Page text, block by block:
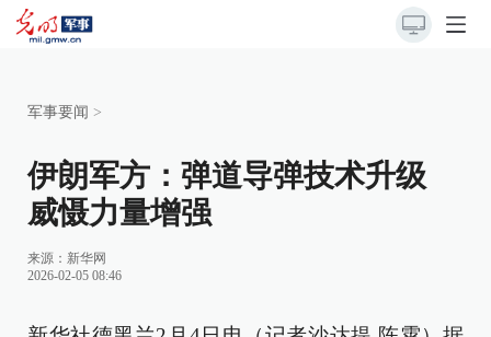
军事要闻 >
伊朗军方：弹道导弹技术升级
威慑力量增强
来源： 新华网
2026-02-05 08:46